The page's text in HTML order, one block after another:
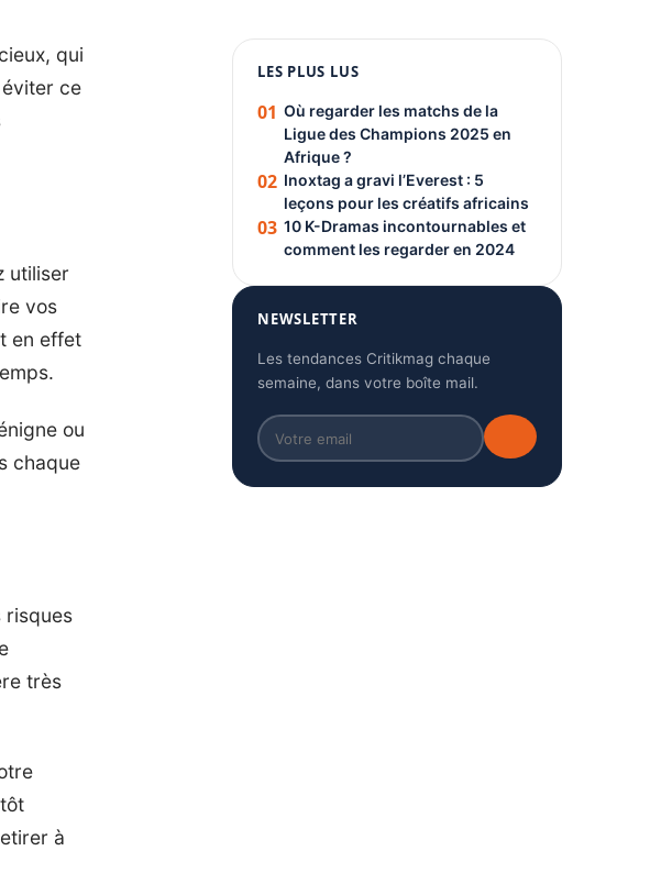
qui
ce
utiliser
vos
en effet
ou
chaque
risques
très
à
PUBLICITÉ
LES PLUS LUS
01 Où regarder les matchs de la
Ligue des Champions 2025 en
Afrique ?
02 Inoxtag a gravi l’Everest : 5
leçons pour les créatifs africains
03 10 K-Dramas incontournables et
comment les regarder en 2024
NEWSLETTER
Les tendances Critikmag chaque
semaine, dans votre boîte mail.